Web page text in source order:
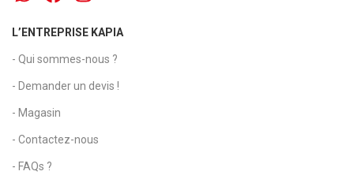
L’ENTREPRISE KAPIA
- Qui sommes-nous ?
- Demander un devis !
- Magasin
- Contactez-nous
- FAQs ?